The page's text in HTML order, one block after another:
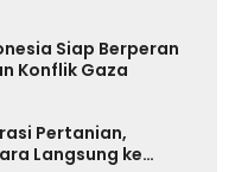
Siap Berperan
Konflik Gaza
Pertanian,
Langsung ke